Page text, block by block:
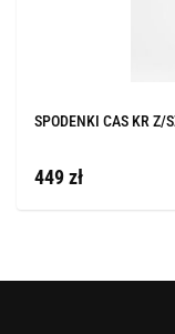
SPODENKI CAS KR Z/
449 zł